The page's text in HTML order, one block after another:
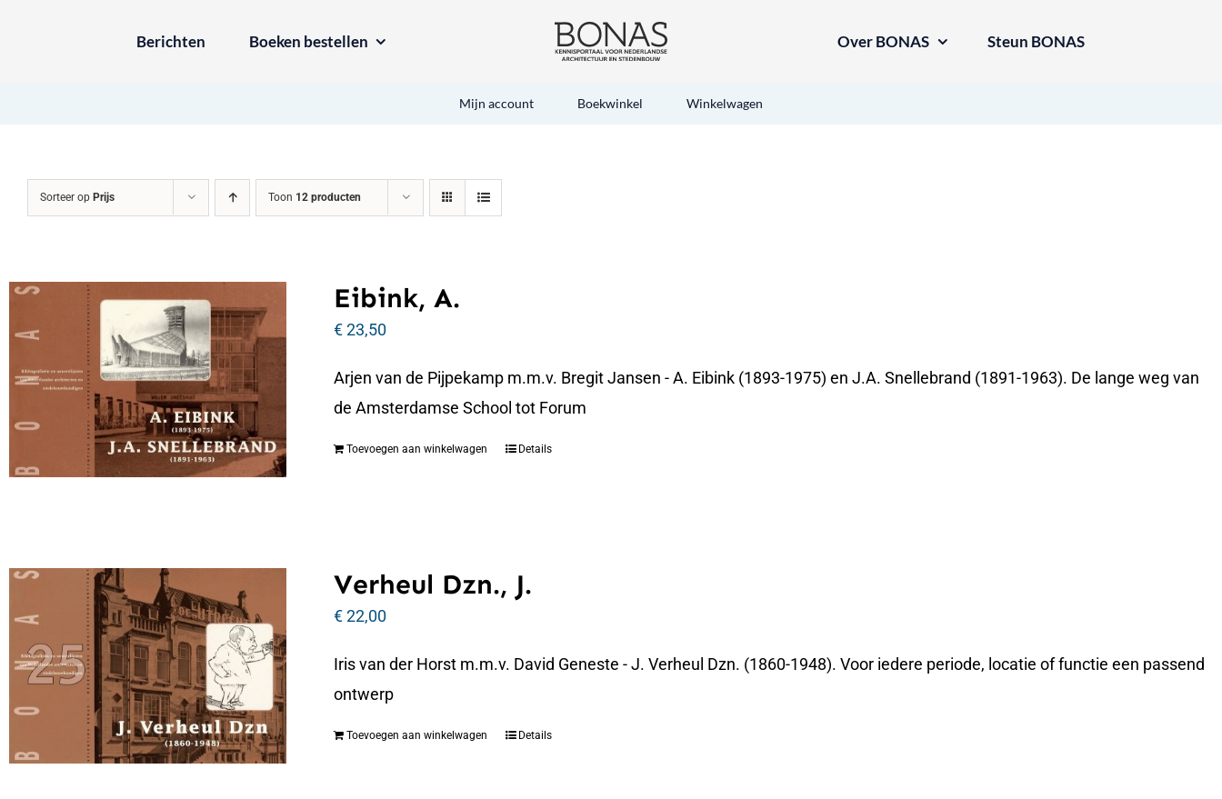
Berichten Boeken bestellen Over BONAS Steun BONAS
Mijn account Boekwinkel Winkelwagen
Sorteer op Prijs Toon 12 producten
Eibink, A.
€23,50
Arjen van de Pijpekamp m.m.v. Bregit Jansen - A. Eibink (1893-1975) en J.A. Snellebrand (1891-1963). De lange weg van
de Amsterdamse School tot Forum
Toevoegen aan winkelwagen Details
Verheul Dzn., J.
€22,00
Iris van der Horst m.m.v. David Geneste - J. Verheul Dzn. (1860-1948). Voor iedere periode, locatie of functie een passend
ontwerp
Toevoegen aan winkelwagen Details